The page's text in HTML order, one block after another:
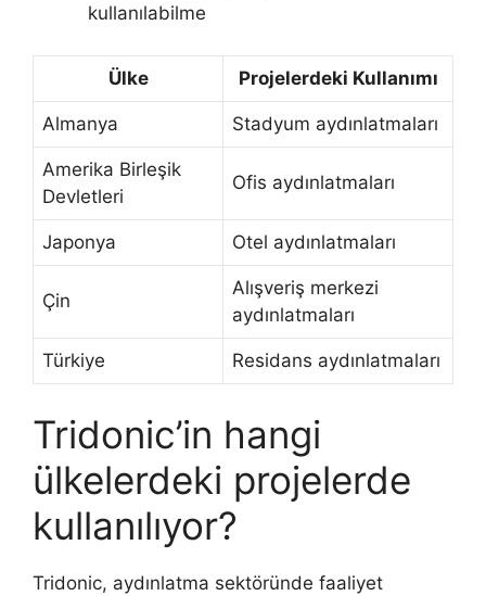
kullanılabilme
Ülke Projelerdeki Kullanımı
Almanya Stadyum aydınlatmaları
Amerika Birleşik
Devletleri
Ofis aydınlatmaları
Japonya Otel aydınlatmaları
Çin
Alışveriş merkezi
aydınlatmaları
Türkiye Residans aydınlatmaları
Tridonic’in hangi
ülkelerdeki projelerde
kullanılıyor?
Tridonic, aydınlatma sektöründe faaliyet